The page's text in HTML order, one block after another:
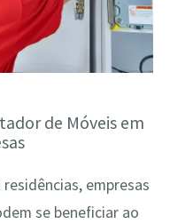
de Móveis em
empresas
se beneficiar ao